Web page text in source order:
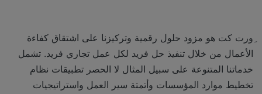
ِورت كت هو مزود حلول رقمية وتركيزنا على اشتقاق كفاءة
الأعمال من خلال تنفيذ حل فريد لكل عمل تجاري فريد. تشمل
خدماتنا المتنوعة على سبيل المثال لا الحصر تطبيقات نظام
تخطيط موارد المؤسسات وأتمتة سير العمل واستراتيجيات